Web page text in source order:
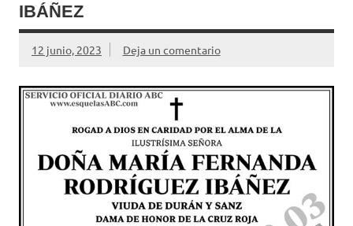
IBÁÑEZ
12 junio, 2023 Deja un comentario